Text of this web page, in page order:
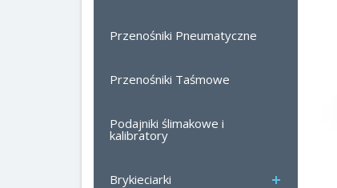
Przenośniki Pneumatyczne
Przenośniki Taśmowe
Podajniki ślimakowe i
kalibratory
Brykieciarki